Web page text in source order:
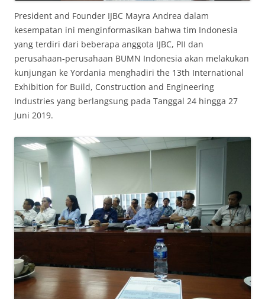
President and Founder IJBC Mayra Andrea dalam
kesempatan ini menginformasikan bahwa tim Indonesia
yang terdiri dari beberapa anggota IJBC, PII dan
perusahaan-perusahaan BUMN Indonesia akan melakukan
kunjungan ke Yordania menghadiri the 13th International
Exhibition for Build, Construction and Engineering
Industries yang berlangsung pada Tanggal 24 hingga 27
Juni 2019.